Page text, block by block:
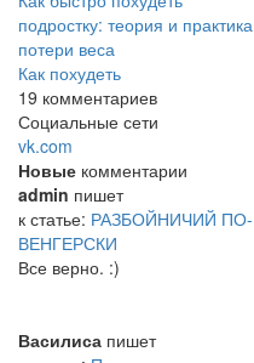
подростку: теория и практика
потери веса
Как похудеть
19 комментариев
Социальные сети
vk.com
Новые комментарии
admin пишет
к статье: РАЗБОЙНИЧИЙ ПО-
ВЕНГЕРСКИ
Все верно. :)
Василиса пишет